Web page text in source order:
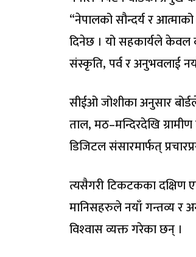
“नेपालको सौन्दर्य र
दिनेछ । यो सहकार्यले केवल
संस्कृति, पर्व र अनुभवलाई
सीईओ जोशीका अनुसार
ताल, मठ–मन्दिरदेखि
डिजिटल संसारमार्फत्
त्यसैगरी टिकटकका दक्षिण
मानिसहरुले नयाँ गन्तव्य र
विश्‍वास व्यक्त गरेका छन् ।